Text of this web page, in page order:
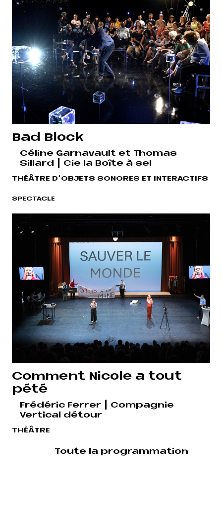
Bad Block
Céline Garnavault et Thomas
Sillard | Cie la Boîte à sel
THÉÂTRE D'OBJETS SONORES ET INTERACTIFS
SPECTACLE
Comment Nicole a tout
pété
Frédéric Ferrer | Compagnie
Vertical détour
THÉÂTRE
Toute la programmation